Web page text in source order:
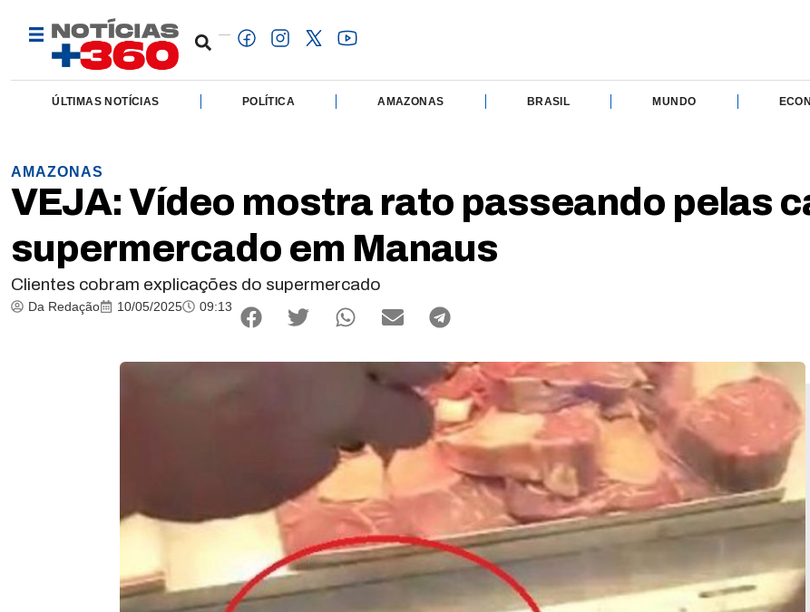
ÚLTIMAS NOTÍCIAS POLÍTICA AMAZONAS BRASIL MUNDO
AMAZONAS
VEJA: Vídeo mostra rato passeando pelas
supermercado em Manaus
Clientes cobram explicações do supermercado
Da Redação 10/05/2025 09:13